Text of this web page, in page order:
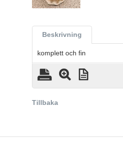
Beskrivning
komplett och fin
Tillbaka